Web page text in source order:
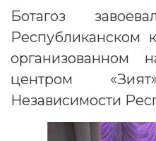
Ботагоз
Республиканском
организованном
центром
Независимости